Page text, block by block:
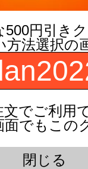
のご注文
手配品)
販売価格
円引き
方法選択の
でご利用
でもこの
閉じる